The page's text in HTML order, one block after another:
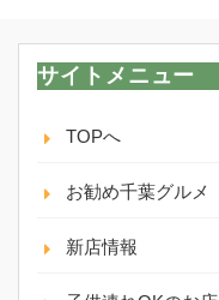
サイトメニュー
TOPへ
お勧め千葉グルメ
新店情報